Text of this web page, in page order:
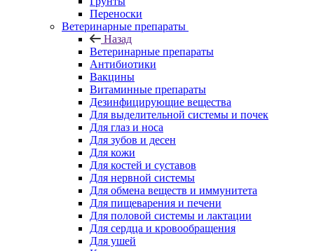
Переноски
Ветеринарные препараты
Назад
Ветеринарные препараты
Антибиотики
Вакцины
Витаминные препараты
Дезинфицирующие вещества
Для выделительной системы и почек
Для глаз и носа
Для зубов и десен
Для кожи
Для костей и суставов
Для нервной системы
Для обмена веществ и иммунитета
Для пищеварения и печени
Для половой системы и лактации
Для сердца и кровообращения
Для ушей